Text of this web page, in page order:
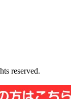
reserved.